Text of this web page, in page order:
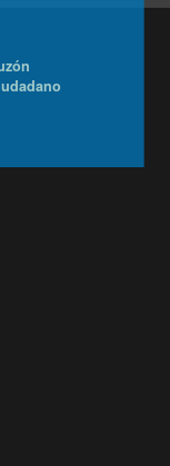
Buzón
Ciudadano